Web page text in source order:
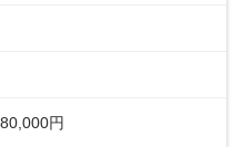
しています。配膳ロボット
た！また、配膳ロボットに
ーション）の取り組みを進
円